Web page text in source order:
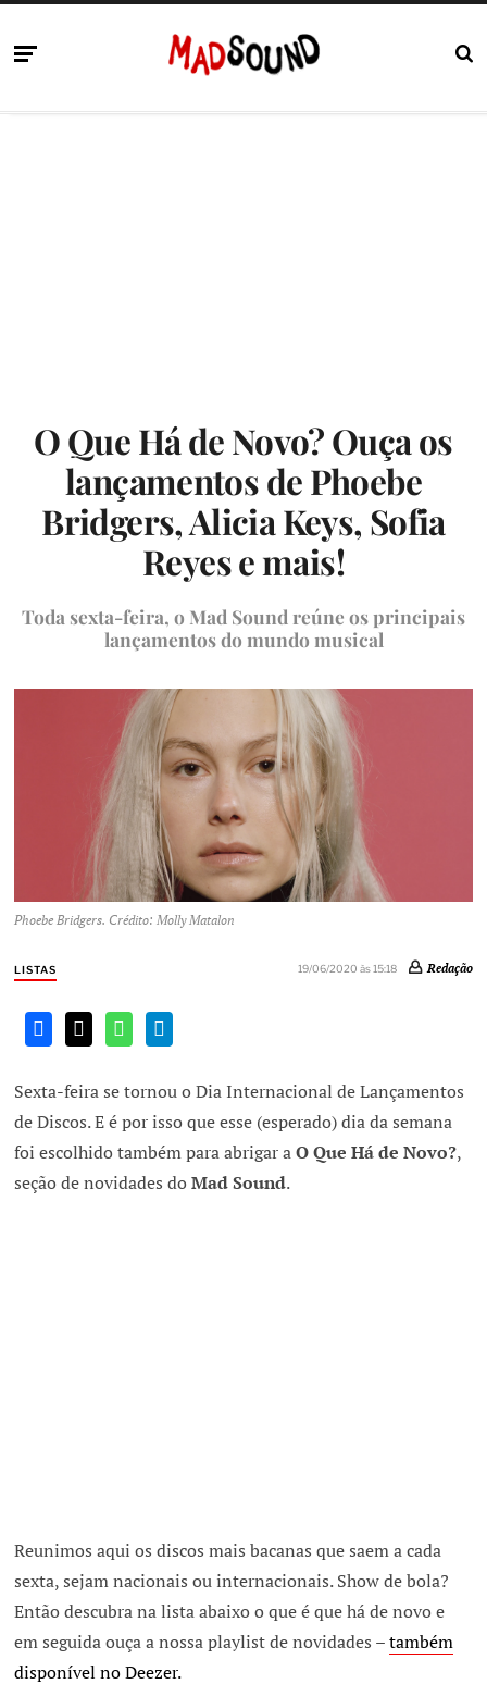
O Que Há de Novo? Ouça os
lançamentos de Phoebe
Bridgers, Alicia Keys, Sofia
Reyes e mais!
Toda sexta-feira, o Mad Sound reúne os principais
lançamentos do mundo musical
Phoebe Bridgers. Crédito: Molly Matalon
LISTAS 19/06/2020 às 15:18 Redação
Sexta-feira se tornou o Dia Internacional de Lançamentos
de Discos. E é por isso que esse (esperado) dia da semana
foi escolhido também para abrigar aO Que Há de Novo?,
seção de novidades doMad Sound.
Reunimos aqui os discos mais bacanas que saem a cada
sexta, sejam nacionais ou internacionais. Show de bola?
Então descubra na lista abaixo o que é que há de novo e
em seguida ouça a nossa playlist de novidades –também
disponível no Deezer.